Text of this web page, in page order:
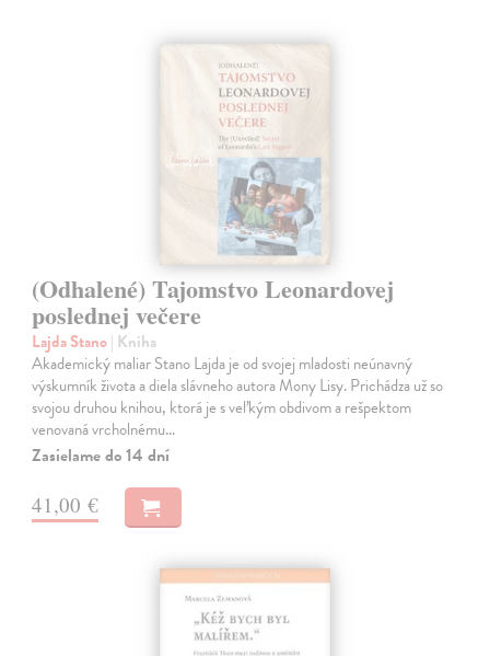
(Odhalené) Tajomstvo Leonardovej
poslednej večere
Lajda Stano| Kniha
Akademický maliar Stano Lajda je od svojej mladosti neúnavný
výskumník života a diela slávneho autora Mony Lisy. Prichádza už so
svojou druhou knihou, ktorá je s veľkým obdivom a rešpektom
venovaná vrcholnému…
Zasielame do 14 dní
41,00 €